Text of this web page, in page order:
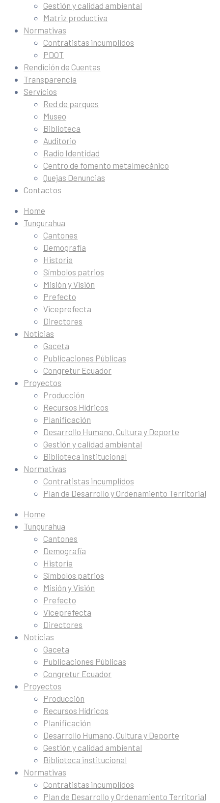
Gestión y calidad ambiental
Matriz productiva
Normativas
Contratistas incumplidos
PDOT
Rendición de Cuentas
Transparencia
Servicios
Red de parques
Museo
Biblioteca
Auditorio
Radio Identidad
Centro de fomento metalmecánico
Quejas Denuncias
Contactos
Home
Tungurahua
Cantones
Demografía
Historia
Símbolos patrios
Misión y Visión
Prefecto
Viceprefecta
Directores
Noticias
Gaceta
Publicaciones Públicas
Congretur Ecuador
Proyectos
Producción
Recursos Hídricos
Planificación
Desarrollo Humano, Cultura y Deporte
Gestión y calidad ambiental
Biblioteca institucional
Normativas
Contratistas incumplidos
Plan de Desarrollo y Ordenamiento Territorial
Home
Tungurahua
Cantones
Demografía
Historia
Símbolos patrios
Misión y Visión
Prefecto
Viceprefecta
Directores
Noticias
Gaceta
Publicaciones Públicas
Congretur Ecuador
Proyectos
Producción
Recursos Hídricos
Planificación
Desarrollo Humano, Cultura y Deporte
Gestión y calidad ambiental
Biblioteca institucional
Normativas
Contratistas incumplidos
Plan de Desarrollo y Ordenamiento Territorial